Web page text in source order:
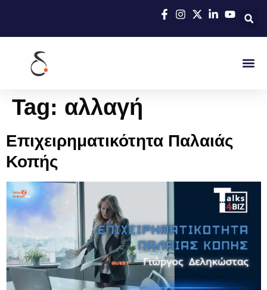
Tag: αλλαγή
Επιχειρηματικότητα Παλαιάς
Κοπής